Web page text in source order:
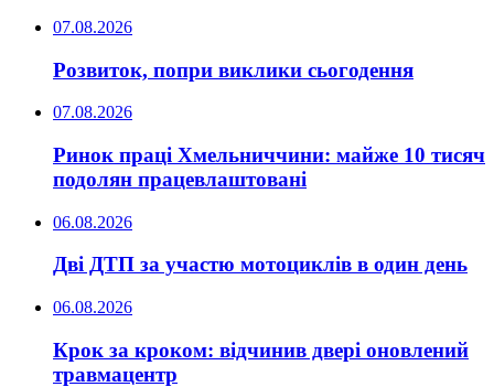
07.08.2026
Розвиток, попри виклики сьогодення
07.08.2026
Ринок праці Хмельниччини: майже 10 тисяч
подолян працевлаштовані
06.08.2026
Дві ДТП за участю мотоциклів в один день
06.08.2026
Крок за кроком: відчинив двері оновлений
травмацентр